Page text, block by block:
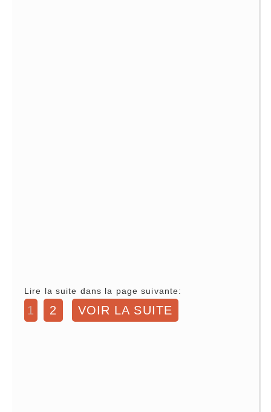
Lire la suite dans la page suivante:
1 2 VOIR LA SUITE